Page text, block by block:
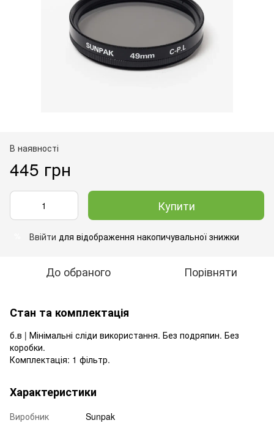
В наявності
445 грн
Купити
Ввійти для відображення накопичувальної знижки
До обраного Порівняти
Стан та комплектація
б.в | Мінімальні сліди використання. Без подряпин. Без
коробки.
Комплектація: 1 фільтр.
Характеристики
Виробник
Sunpak